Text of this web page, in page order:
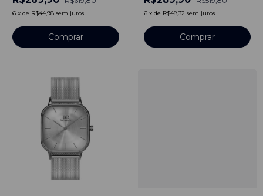
titânio
6 x de R$44,98 sem juros
Comprar
6 x de R$48,32 sem juros
Comprar